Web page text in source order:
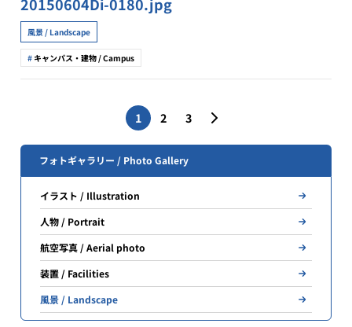
風景 / Landscape
キャンパス・建物 / Campus
稿
1 2 3
フォトギャラリー / Photo Gallery
イラスト / Illustration
人物 / Portrait
航空写真 / Aerial photo
装置 / Facilities
風景 / Landscape